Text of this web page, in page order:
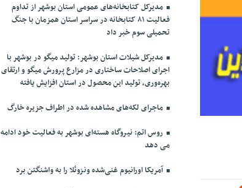
مدیرکل کتابخانه‌های عمومی استان بوشهر از تداوم
فعالیت ۸۱ کتابخانه در سراسر استان همزمان با جنگ
تحمیلی سوم خبر داد
مدیرکل شیلات استان بوشهر: تولید میگو در بوشهر با
اجرای اصلاحات ساختاری در مزارع پرورش میگو و ارتقای
بهره‌وری، تولید این محصول در استان افزایش یافته
ماجرای لکه‌های مشاهده شده در اطراف جزیره خارگ
روس اتم: نیروگاه هسته‌ای بوشهر به فعالیت خود ادامه
می دهد
آمریکا اورانیوم غنی‌شده ونزوئلا را به واشنگتن برد